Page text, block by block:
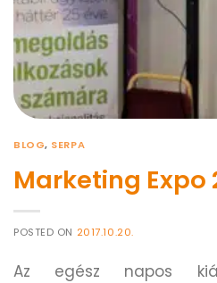
BLOG, SERPA
Marketing Expo
POSTED ON 2017.10.20.
Az egész napos